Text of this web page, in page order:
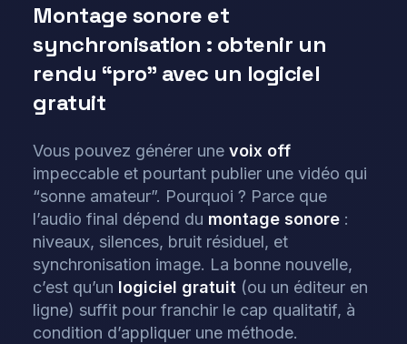
Montage sonore et
synchronisation : obtenir un
rendu “pro” avec un logiciel
gratuit
Vous pouvez générer unevoix off
impeccable et pourtant publier une vidéo qui
“sonne amateur”. Pourquoi ? Parce que
l’audio final dépend du montage sonore :
niveaux, silences, bruit résiduel, et
synchronisation image. La bonne nouvelle,
c’est qu’un logiciel gratuit (ou un éditeur en
ligne) suffit pour franchir le cap qualitatif, à
condition d’appliquer une méthode.